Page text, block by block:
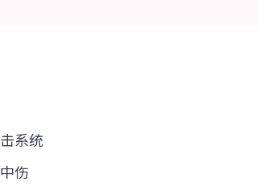
系统
伤